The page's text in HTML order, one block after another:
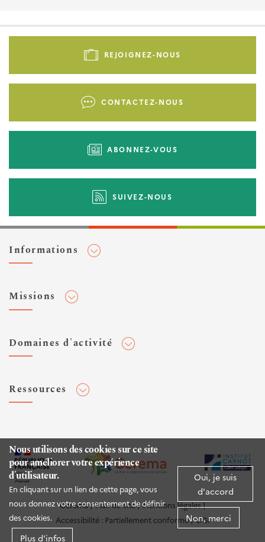
Nous utilisons des cookies sur ce site
pour améliorer votre expérience
d'utilisateur.
En cliquant sur un lien de cette page, vous
nous donnez votre consentement de définir
des cookies.
Plus d'infos
Oui, je suis
d'accord
Non, merci
Pied
-
REJOIGNEZ-NOUS
CONTACTEZ-NOUS
ABONNEZ-VOUS
SUIVEZ-NOUS
Informations
Flux RSS
Veilles et newsletters
Expertises Territoires
Espace presse
Missions
Normalisation
Domaines d'activité
Infrastructures de transport
Environnement et risques
Mer et littoral
Ressources
Rapports d'étude
Publications HAL
Documentation routière (DTRF)
Logiciels & apps
Sites web
Cerema Plan du site
Mentions légales
Accessibilité : Partiellement conforme
CGI